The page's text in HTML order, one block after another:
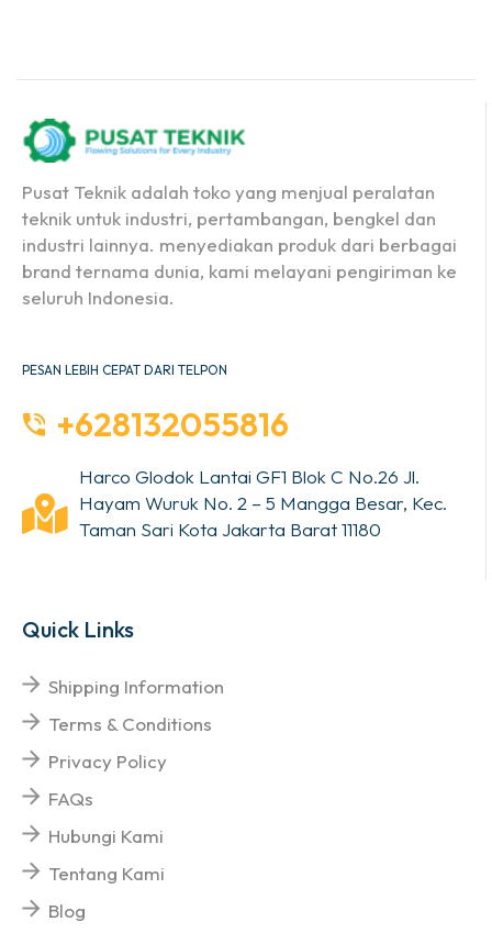
Pusat Teknik adalah toko yang menjual peralatan
teknik untuk industri, pertambangan, bengkel dan
industri lainnya. menyediakan produk dari berbagai
brand ternama dunia, kami melayani pengiriman ke
seluruh Indonesia.
PESAN LEBIH CEPAT DARI TELPON
+628132055816
Harco Glodok Lantai GF1 Blok C No.26 Jl.
Hayam Wuruk No. 2 – 5 Mangga Besar, Kec.
Taman Sari Kota Jakarta Barat 11180
Quick Links
Shipping Information
Terms & Conditions
Privacy Policy
FAQs
Hubungi Kami
Tentang Kami
Blog